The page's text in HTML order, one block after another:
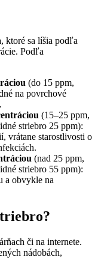
ktoré sa líšia podľa
Podľa
(do 15 ppm,
na povrchové
(15–25 ppm,
striebro 25 ppm):
vrátane starostlivosti o
(nad 25 ppm,
striebro 55 ppm):
a obvykle na
či na internete.
nádobách,